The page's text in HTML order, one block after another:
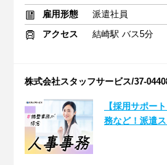
雇用形態
派遣社員
アクセス
結崎駅 バス5分
株式会社スタッフサービス/37-
【採用サポー
務など！派遣